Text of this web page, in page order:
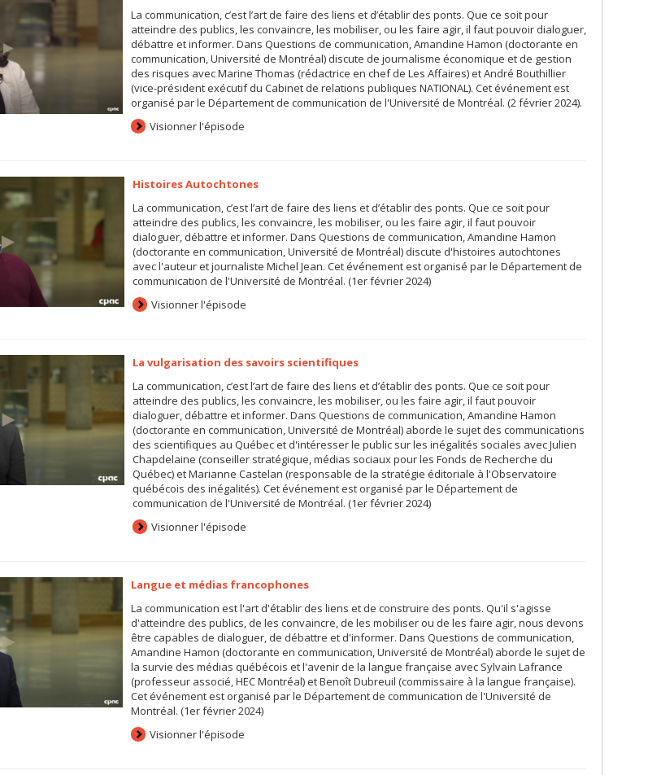
La communication, c’est l’art de faire des liens et d’établir des ponts. Que ce soit pour
atteindre des publics, les convaincre, les mobiliser, ou les faire agir, il faut pouvoir dialoguer,
débattre et informer. Dans Questions de communication, Amandine Hamon (doctorante en
communication, Université de Montréal) discute de journalisme économique et de gestion
des risques avec Marine Thomas (rédactrice en chef de Les Affaires) et André Bouthillier
(vice-président exécutif du Cabinet de relations publiques NATIONAL). Cet événement est
organisé par le Département de communication de l'Université de Montréal. (2 février 2024).
Visionner l'épisode
Histoires Autochtones
La communication, c’est l’art de faire des liens et d’établir des ponts. Que ce soit pour
atteindre des publics, les convaincre, les mobiliser, ou les faire agir, il faut pouvoir
dialoguer, débattre et informer. Dans Questions de communication, Amandine Hamon
(doctorante en communication, Université de Montréal) discute d'histoires autochtones
avec l'auteur et journaliste Michel Jean. Cet événement est organisé par le Département de
communication de l'Université de Montréal. (1er février 2024)
Visionner l'épisode
La vulgarisation des savoirs scientifiques
La communication, c’est l’art de faire des liens et d’établir des ponts. Que ce soit pour
atteindre des publics, les convaincre, les mobiliser, ou les faire agir, il faut pouvoir
dialoguer, débattre et informer. Dans Questions de communication, Amandine Hamon
(doctorante en communication, Université de Montréal) aborde le sujet des communications
des scientifiques au Québec et d'intéresser le public sur les inégalités sociales avec Julien
Chapdelaine (conseiller stratégique, médias sociaux pour les Fonds de Recherche du
Québec) et Marianne Castelan (responsable de la stratégie éditoriale à l'Observatoire
québécois des inégalités). Cet événement est organisé par le Département de
communication de l'Université de Montréal. (1er février 2024)
Visionner l'épisode
Langue et médias francophones
La communication est l'art d'établir des liens et de construire des ponts. Qu'il s'agisse
d'atteindre des publics, de les convaincre, de les mobiliser ou de les faire agir, nous devons
être capables de dialoguer, de débattre et d'informer. Dans Questions de communication,
Amandine Hamon (doctorante en communication, Université de Montréal) aborde le sujet de
la survie des médias québécois et l'avenir de la langue française avec Sylvain Lafrance
(professeur associé, HEC Montréal) et Benoît Dubreuil (commissaire à la langue française).
Cet événement est organisé par le Département de communication de l'Université de
Montréal. (1er février 2024)
Visionner l'épisode